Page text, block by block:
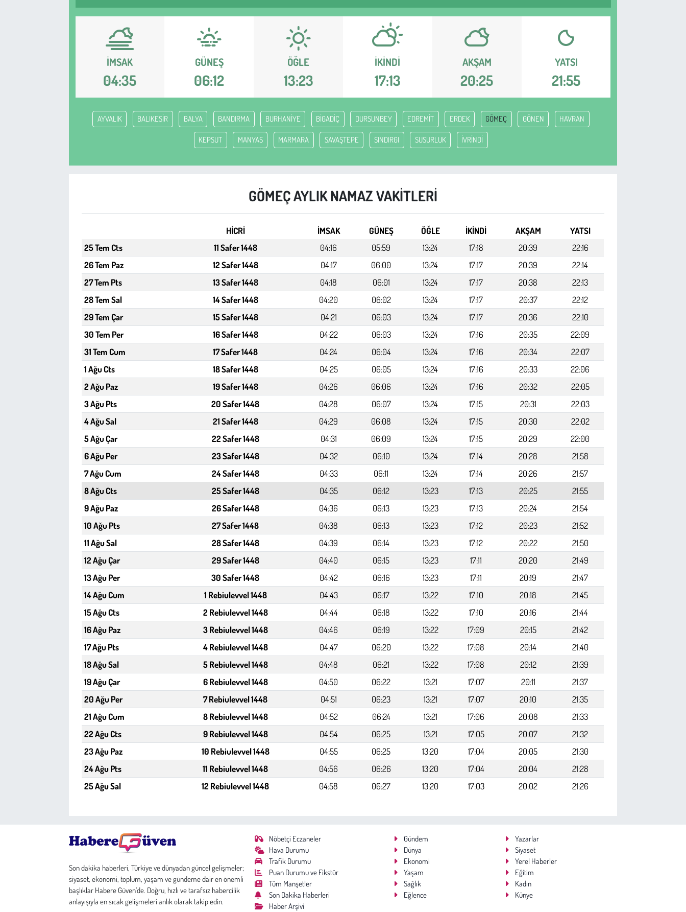
İMSAK
04:35
GÜNEŞ
06:12
ÖĞLE
13:23
İKINDI
17:13
AKŞAM
20:25
YATSI
21:55
AYVALIK BALIKESİR BALYA BANDIRMA BURHANİYE BİGADİÇ DURSUNBEY EDREMİT ERDEK GÖMEÇ GÖNEN HAVRAN
KEPSUT MANYAS MARMARA SAVAŞTEPE SINDIRGI SUSURLUK İVRİNDİ
GÖMEÇ AYLIK NAMAZ VAKITLERI
HİCRİ İMSAK GÜNEŞ ÖĞLE İKINDI AKŞAM
YATSI
25 Tem Cts
11 Safer 1448 04:16 05:59 13:24 17:18 20:39
22:16
26 Tem Paz
12 Safer 1448 04:17 06:00 13:24 17:17 20:39
22:14
27 Tem Pts
13 Safer 1448 04:18 06:01 13:24 17:17 20:38
22:13
28 Tem Sal
14 Safer 1448 04:20 06:02 13:24 17:17 20:37
22:12
29 Tem Çar
15 Safer 1448 04:21 06:03 13:24 17:17 20:36
22:10
30 Tem Per
16 Safer 1448 04:22 06:03 13:24 17:16 20:35
22:09
31 Tem Cum
17 Safer 1448 04:24 06:04 13:24 17:16 20:34
22:07
1 Ağu Cts
18 Safer 1448 04:25 06:05 13:24 17:16 20:33
22:06
2 Ağu Paz
19 Safer 1448 04:26 06:06 13:24 17:16 20:32
22:05
3 Ağu Pts
20 Safer 1448 04:28 06:07 13:24 17:15 20:31
22:03
4 Ağu Sal
21 Safer 1448 04:29 06:08 13:24 17:15 20:30
22:02
5 Ağu Çar
22 Safer 1448 04:31 06:09 13:24 17:15 20:29
22:00
6 Ağu Per
23 Safer 1448 04:32 06:10 13:24 17:14 20:28
21:58
7 Ağu Cum
24 Safer 1448 04:33 06:11 13:24 17:14 20:26
21:57
8 Ağu Cts
25 Safer 1448 04:35 06:12 13:23 17:13 20:25
21:55
9 Ağu Paz
26 Safer 1448 04:36 06:13 13:23 17:13 20:24
21:54
10 Ağu Pts
27 Safer 1448 04:38 06:13 13:23 17:12 20:23
21:52
11 Ağu Sal
28 Safer 1448 04:39 06:14 13:23 17:12 20:22
21:50
12 Ağu Çar
29 Safer 1448 04:40 06:15 13:23 17:11 20:20
21:49
13 Ağu Per
30 Safer 1448 04:42 06:16 13:23 17:11 20:19
21:47
14 Ağu Cum
1 Rebiulevvel 1448 04:43 06:17 13:22 17:10 20:18
21:45
15 Ağu Cts
2 Rebiulevvel 1448 04:44 06:18 13:22 17:10 20:16
21:44
16 Ağu Paz
3 Rebiulevvel 1448 04:46 06:19 13:22 17:09 20:15
21:42
17 Ağu Pts
4 Rebiulevvel 1448 04:47 06:20 13:22 17:08 20:14
21:40
18 Ağu Sal
5 Rebiulevvel 1448 04:48 06:21 13:22 17:08 20:12
21:39
19 Ağu Çar
6 Rebiulevvel 1448 04:50 06:22 13:21 17:07 20:11
21:37
20 Ağu Per
7 Rebiulevvel 1448 04:51 06:23 13:21 17:07 20:10
21:35
21 Ağu Cum
8 Rebiulevvel 1448 04:52 06:24 13:21 17:06 20:08
21:33
22 Ağu Cts
9 Rebiulevvel 1448 04:54 06:25 13:21 17:05 20:07
21:32
23 Ağu Paz
10 Rebiulevvel 1448 04:55 06:25 13:20 17:04 20:05
21:30
24 Ağu Pts
11 Rebiulevvel 1448 04:56 06:26 13:20 17:04 20:04
21:28
25 Ağu Sal
12 Rebiulevvel 1448 04:58 06:27 13:20 17:03 20:02 21:26
Son dakika haberleri, Türkiye ve dünyadan güncel gelişmeler;
siyaset, ekonomi, toplum, yaşam ve gündeme dair en önemli
başlıklar Habere Güven’de. Doğru, hızlı ve tarafsız habercilik
anlayışıyla en sıcak gelişmeleri anlık olarak takip edin.
Nöbetçi Eczaneler
Hava Durumu
Trafik Durumu
Puan Durumu ve Fikstür
Tüm Manşetler
Son Dakika Haberleri
Haber Arşivi
Gündem
Yazarlar
Dünya
Siyaset
Ekonomi
Yerel Haberler
Yaşam
Eğitim
Sağlık
Kadın
Eğlence
Künye